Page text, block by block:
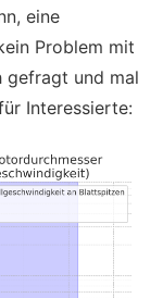
eine
Problem mit
gefragt und mal
Interessierte: